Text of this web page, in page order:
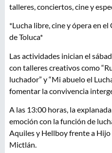
talleres, conciertos, cine y
*Lucha libre, cine y ópera en
de Toluca*
Las actividades inician el
con talleres creativos como
luchador” y “Mi abuelo el
fomentar la convivencia
A las 13:00 horas, la
emoción con la función de
Aquiles y Hellboy frente a
Mictlán.